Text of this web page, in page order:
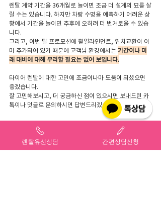
렌탈 계약 기간을 36개월로 늘이면 조금 더 설계의 묘를 살
릴 수는 있습니다. 하지만 차량 수명을 예측하기 어려운 상
황에서 기간을 늘이면 추후에 오히려 더 번거로울 수 있습
니다.
그리고, 이번 달 프로모션에 휠얼라인먼트, 위치교환이 이
미 추가되어 있기 때문에 고객님 환경에서는 기간이나 미
래 대비에 대해 무리할 필요는 없어 보입니다.
타이어 렌탈에 대한 고민에 조금이나마 도움이 되셨으면
좋겠습니다.
잘 고민해보시고, 더 궁금하신 점이 있으시면 보내드린 카
톡이나 덧글로 문의하시면 답변드리겠습니다.
혹시 36개월 이상 차량 운행 계획이 있으시면 아래 예시를
참고하시는 것도 좋을 거 같습니다.
렌탈유선상담 간편상담신청